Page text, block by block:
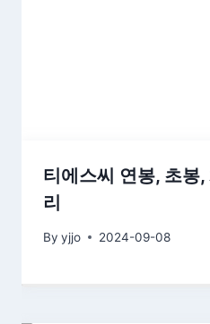
티에스씨 연봉, 초봉
리
By yjjo 2024-09-08